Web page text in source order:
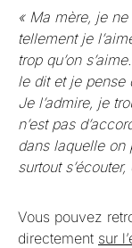
« Ma mère, je
tellement je
trop qu’on
le dit et je pense
Je l’admire, je
n’est pas
dans laquelle on
surtout
Vous pouvez
directement sur